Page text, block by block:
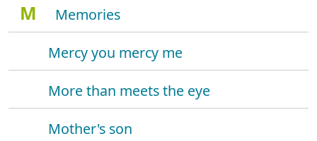
M
Memories
Mercy you mercy me
More than meets the eye
Mother's son